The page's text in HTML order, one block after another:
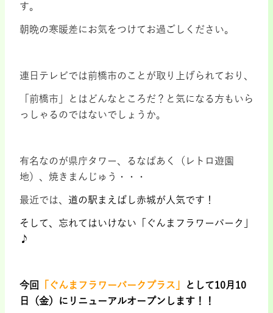
す。
朝晩の寒暖差にお気をつけてお過ごしください。
連日テレビでは前橋市のことが取り上げられており、
「前橋市」とはどんなところだ？と気になる方もいら
っしゃるのではないでしょうか。
有名なのが県庁タワー、るなぱあく（レトロ遊園
地）、焼きまんじゅう・・・
最近では、 道の駅まえばし赤城が人気です！
そして、忘れてはいけない「ぐんまフラワーパーク」
♪
今回 「ぐんまフラワーパークプラス」
として10月10
日（金）にリニューアルオープンします！！